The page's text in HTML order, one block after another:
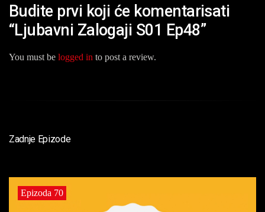
Budite prvi koji će komentarisati
“Ljubavni Zalogaji S01 Ep48”
You must be logged in to post a review.
Zadnje Epizode
Epizoda 70